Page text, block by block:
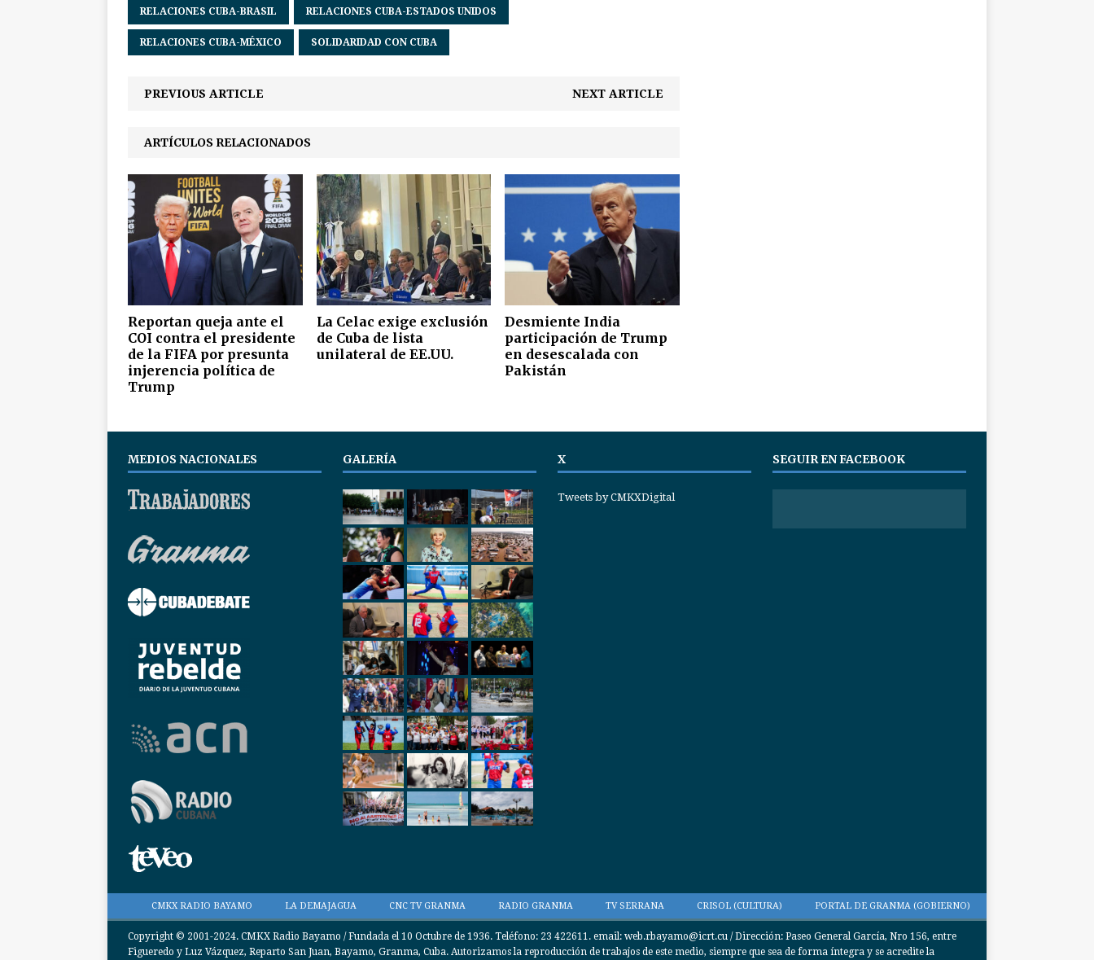
RELACIONES CUBA-BRASIL RELACIONES CUBA-ESTADOS UNIDOS
RELACIONES CUBA-MÉXICO SOLIDARIDAD CON CUBA
PREVIOUS ARTICLE NEXT ARTICLE
ARTÍCULOS RELACIONADOS
Reportan queja ante el
COI contra el presidente
de la FIFA por presunta
injerencia política de
Trump
La Celac exige exclusión
de Cuba de lista
unilateral de EE.UU.
Desmiente India
participación de Trump
en desescalada con
Pakistán
MEDIOS NACIONALES GALERÍA X
Tweets by CMKXDigital
SEGUIR EN FACEBOOK
CMKX RADIO BAYAMO LA DEMAJAGUA CNC TV GRANMA RADIO GRANMA TV SERRANA CRISOL (CULTURA) PORTAL DE GRANMA (GOBIERNO)
Copyright © 2001-2024. CMKX Radio Bayamo / Fundada el 10 Octubre de 1936. Teléfono: 23 422611. email: web.rbayamo@icrt.cu / Dirección: Paseo General García, Nro 156, entre
Figueredo y Luz Vázquez, Reparto San Juan, Bayamo, Granma, Cuba. Autorizamos la reproducción de trabajos de este medio, siempre que sea de forma íntegra y se acredite la